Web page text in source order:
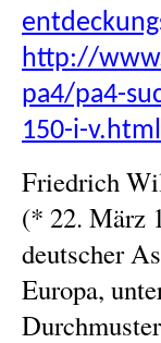
http://
pa4/pa4-
150-i-v.html
Friedrich
(* 22. März
deutscher
Europa,